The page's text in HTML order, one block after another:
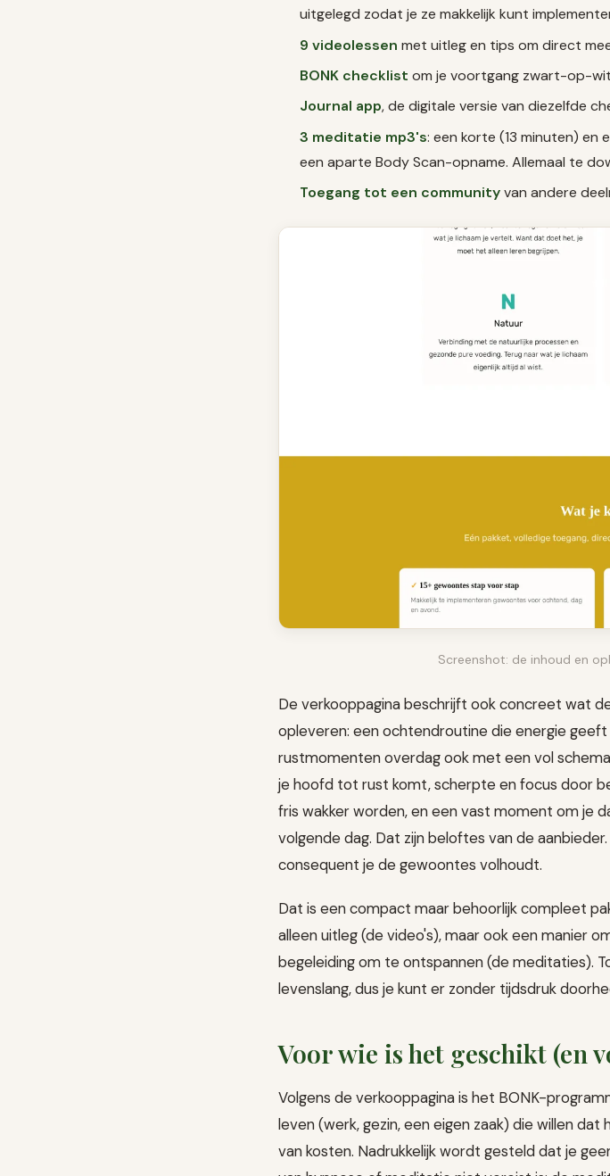
uitgelegd zodat je ze makkelijk kunt
9 videolessen met uitleg en tips om direct
BONK checklist om je voortgang zwart-op-
Journal app, de digitale versie van diezelfde
3 meditatie mp3's: een korte (13 minuten) en
een aparte Body Scan-opname. Allemaal te
Toegang tot een communityvan andere
Screenshot: de inhoud en
De verkooppagina beschrijft ook concreet wat
opleveren: een ochtendroutine die energie
rustmomenten overdag ook met een vol
je hoofd tot rust komt, scherpte en focus door
fris wakker worden, en een vast moment om je
volgende dag. Dat zijn beloftes van de
consequent je de gewoontes volhoudt.
Dat is een compact maar behoorlijk compleet
alleen uitleg (de video's), maar ook een manier
begeleiding om te ontspannen (de meditaties).
levenslang, dus je kunt er zonder tijdsdruk
Voor wie is het geschikt (en
Volgens de verkooppagina is het BONK-
leven (werk, gezin, een eigen zaak) die willen
van kosten. Nadrukkelijk wordt gesteld dat je